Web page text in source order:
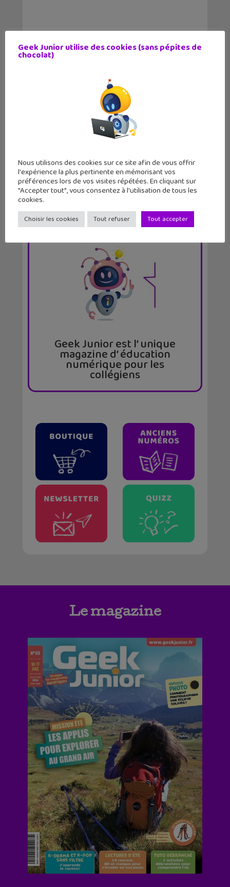
LE MAGGEEK JUNIOR
11 numéros par an
par abonnement et chez ton marchand de
Geek Junior est l’ unique
magazine d’ éducation
numérique pour les
collégiens
Le magazine
Geek Junior utilise des cookies (sans pépites de
chocolat)
Nous utilisons des cookies sur ce site afin de vous offrir
l'expérience la plus pertinente en mémorisant vos
préférences lors de vos visites répétées. En cliquant sur
"Accepter tout", vous consentez à l'utilisation de tous les
cookies.
Choisir les cookies Tout refuser Tout accepter